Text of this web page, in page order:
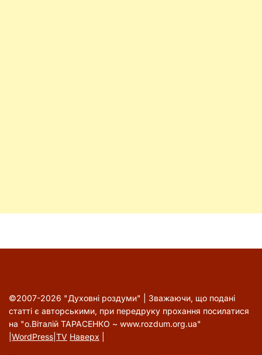
©2007-2026 "Духовні роздуми" | Зважаючи, що подані
статті є авторськими, при передруку прохання посилатися
на "о.Віталій ТАРАСЕНКО ~ www.rozdum.org.ua"
WordPress TV Наверх